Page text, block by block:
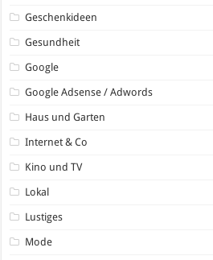
Geschenkideen
Gesundheit
Google
Google Adsense / Adwords
Haus und Garten
Internet & Co
Kino und TV
Lokal
Lustiges
Mode